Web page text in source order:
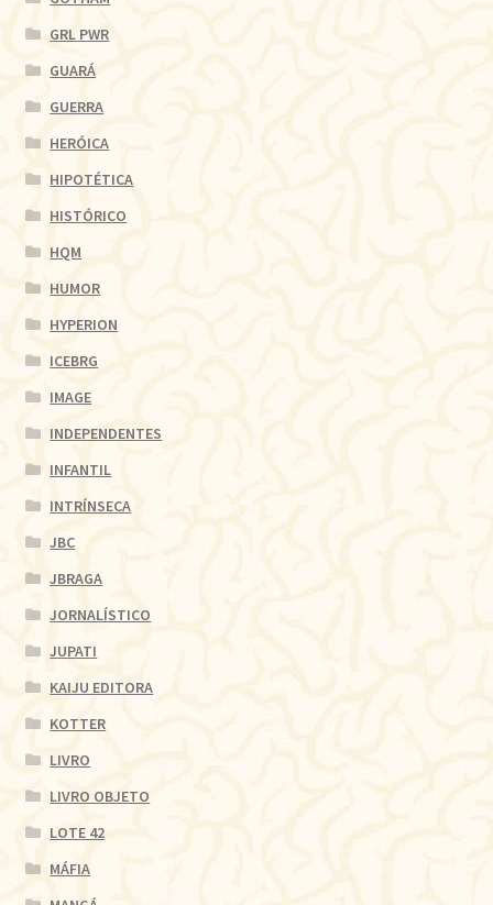
GRL PWR
GUARÁ
GUERRA
HERÓICA
HIPOTÉTICA
HISTÓRICO
HQM
HUMOR
HYPERION
ICEBRG
IMAGE
INDEPENDENTES
INFANTIL
INTRÍNSECA
JBC
JBRAGA
JORNALÍSTICO
JUPATI
KAIJU EDITORA
KOTTER
LIVRO
LIVRO OBJETO
LOTE 42
MÁFIA